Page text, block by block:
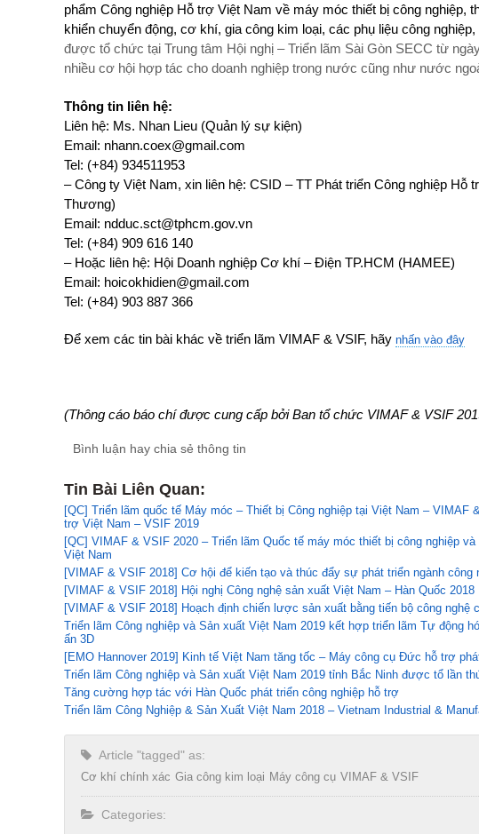
phẩm Công nghiệp Hỗ trợ Việt Nam về máy móc thiết bị công nghiệp,
khiển chuyển động, cơ khí, gia công kim loại, các phụ liệu công
được tổ chức tại Trung tâm Hội nghị – Triển lãm Sài Gòn SECC từ
nhiều cơ hội hợp tác cho doanh nghiệp trong nước cũng như nước
Thông tin liên hệ:
Liên hệ: Ms. Nhan Lieu (Quản lý sự kiện)
Email: nhann.coex@gmail.com
Tel: (+84) 934511953
– Công ty Việt Nam, xin liên hệ: CSID – TT Phát triển Công nghiệp Hỗ
Thương)
Email: ndduc.sct@tphcm.gov.vn
Tel: (+84) 909 616 140
– Hoặc liên hệ: Hội Doanh nghiệp Cơ khí – Điện TP.HCM (HAMEE)
Email: hoicokhidien@gmail.com
Tel: (+84) 903 887 366
Để xem các tin bài khác về triển lãm VIMAF & VSIF, hãy nhấn vào đây
(Thông cáo báo chí được cung cấp bởi Ban tổ chức VIMAF & VSIF
Bình luận hay chia sẻ thông tin
Tin Bài Liên Quan:
[QC] Triển lãm quốc tế Máy móc – Thiết bị Công nghiệp tại Việt Nam – VIMAF
trợ Việt Nam – VSIF 2019
[QC] VIMAF & VSIF 2020 – Triển lãm Quốc tế máy móc thiết bị công nghiệp
Việt Nam
[VIMAF & VSIF 2018] Cơ hội để kiến tạo và thúc đẩy sự phát triển ngành công
[VIMAF & VSIF 2018] Hội nghị Công nghệ sản xuất Việt Nam – Hàn Quốc 2018
[VIMAF & VSIF 2018] Hoạch định chiến lược sản xuất bằng tiến bộ công nghệ
Triển lãm Công nghiệp và Sản xuất Việt Nam 2019 kết hợp triển lãm Tự động
ấn 3D
[EMO Hannover 2019] Kinh tế Việt Nam tăng tốc – Máy công cụ Đức hỗ trợ
Triển lãm Công nghiệp và Sản xuất Việt Nam 2019 tỉnh Bắc Ninh được tổ lần
Tăng cường hợp tác với Hàn Quốc phát triển công nghiệp hỗ trợ
Triển lãm Công Nghiệp & Sản Xuất Việt Nam 2018 – Vietnam Industrial &
Article "tagged" as:
Cơ khí chính xác Gia công kim loại Máy công cụ VIMAF & VSIF
Categories: